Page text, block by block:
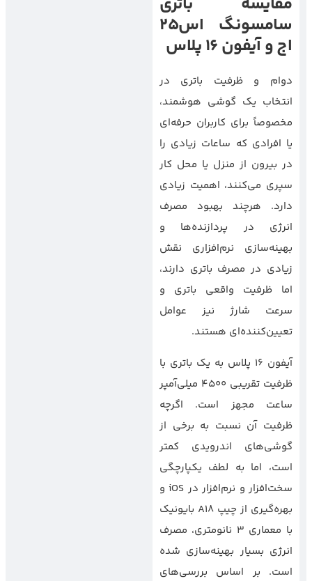
سامسونگ اس25
اج و آیفون 16 پلاس
دوام و ظرفیت باتری در
انتخاب یک گوشی هوشمند،
مخصوصاً برای کاربران حرفه‌ای
یا افرادی که ساعات زیادی را
در بیرون از منزل یا محل کار
سپری می‌کنند، اهمیت زیادی
دارد. هرچند بهبود مصرف
انرژی در پردازنده‌ها و
بهینه‌سازی نرم‌افزاری نقش
زیادی در مصرف باتری دارند،
اما ظرفیت واقعی باتری و
سرعت شارژ نیز عوامل
تعیین‌کننده‌ای هستند.
آیفون 16 پلاس به یک باتری با
ظرفیت تقریبی 4500 میلی‌آمپر
ساعت مجهز است. اگرچه
ظرفیت آن نسبت به برخی از
گوشی‌های اندرویدی کمتر
است، اما به لطف یکپارچگی
سخت‌افزار و نرم‌افزار در iOS و
بهره‌گیری از چیپ A18 بایونیک
با معماری 3 نانومتری، مصرف
انرژی بسیار بهینه‌سازی شده
است. بر اساس بررسی‌های